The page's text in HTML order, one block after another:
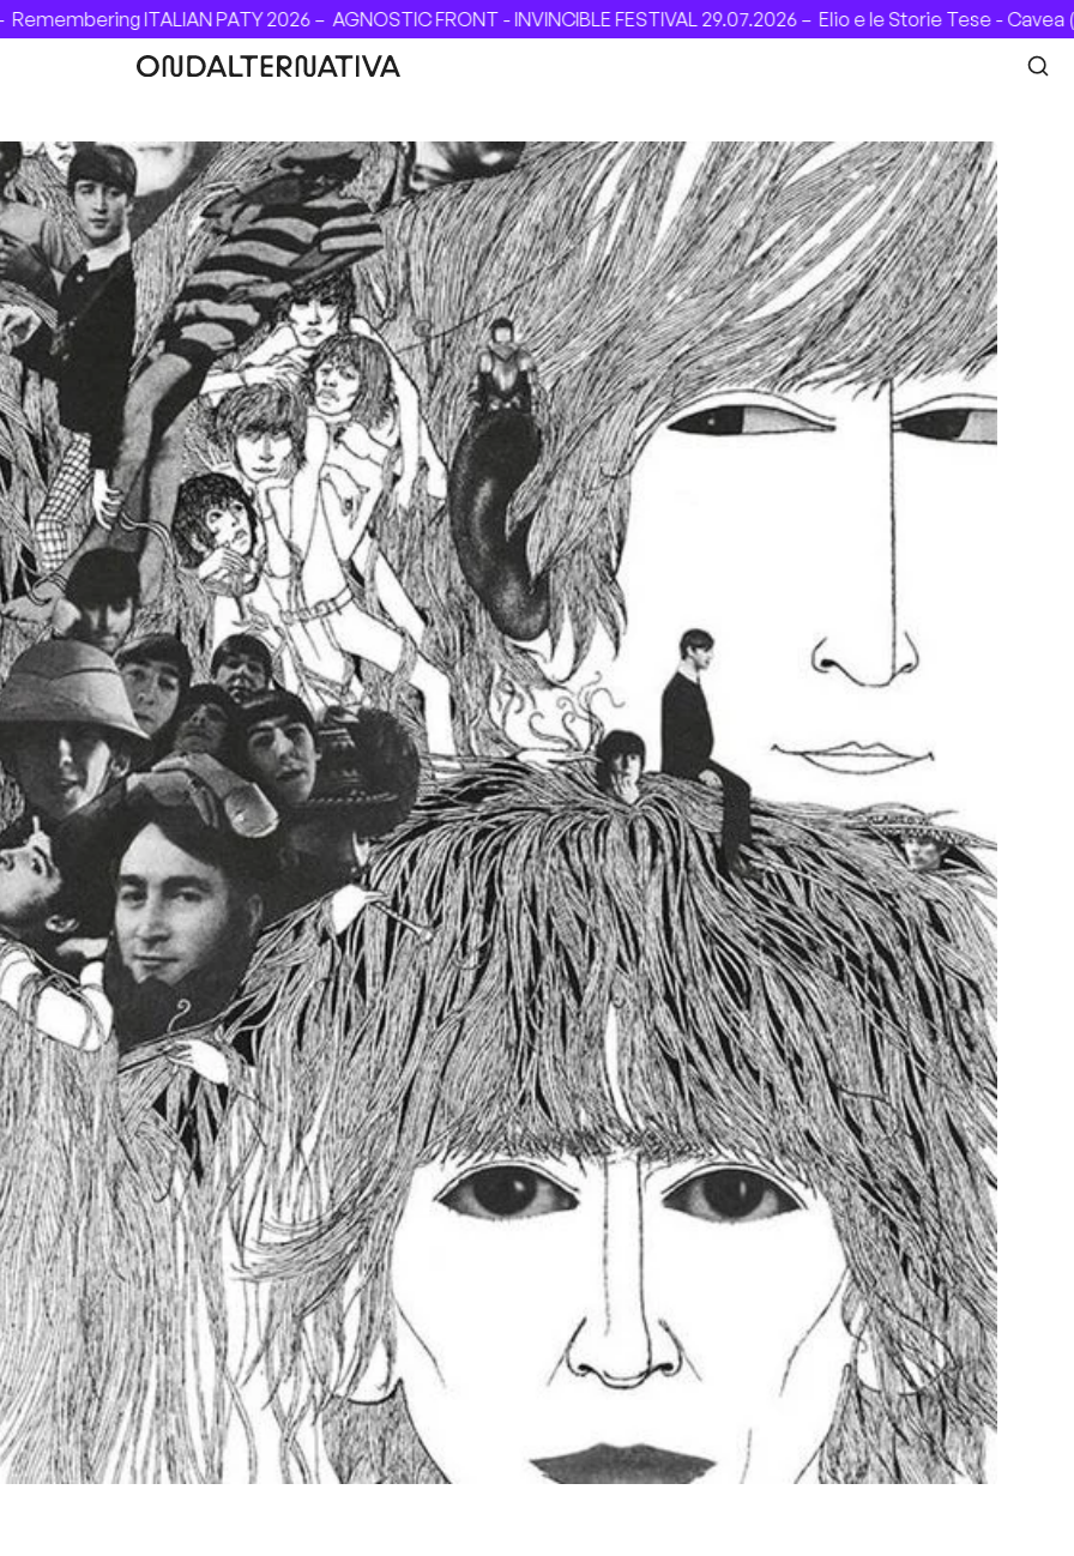
PATY 2026 –AGNOSTIC FRONT - INVINCIBLE FESTIVAL 29.07.2026 –Elio e le Storie Tese - Cavea (Roma),